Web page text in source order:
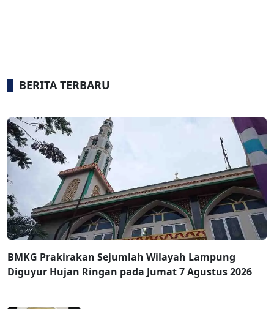
BERITA TERBARU
BMKG Prakirakan Sejumlah Wilayah Lampung
Diguyur Hujan Ringan pada Jumat 7 Agustus 2026